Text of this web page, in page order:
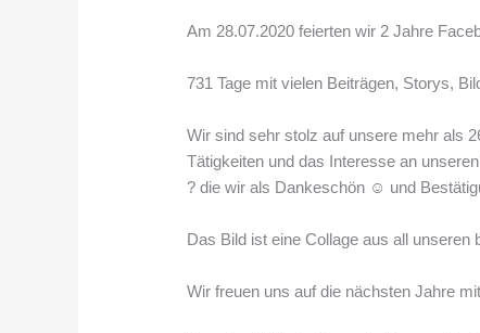
Am 28.07.2020 feierten wir 2Jahre
731Tage mit vielen Beiträgen, Storys,
Wir sind sehr stolz auf unsere mehr als
Tätigkeiten und das Interesse an
? die wir als Dankeschön ☺️ und
Das Bild ist eine Collage aus all
Wir freuen uns auf die nächsten Jahre